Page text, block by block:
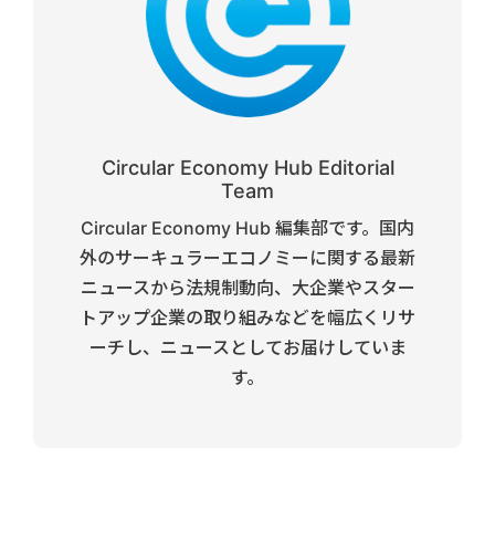
Circular Economy Hub Editorial
Team
Circular Economy Hub 編集部です。国内
外のサーキュラーエコノミーに関する最新
ニュースから法規制動向、大企業やスター
トアップ企業の取り組みなどを幅広くリサ
ーチし、ニュースとしてお届けしていま
す。